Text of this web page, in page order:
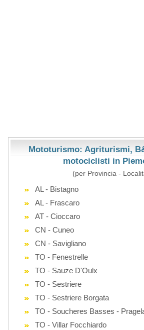
Mototurismo: Agriturismi,
motociclisti in
(per Provincia -
AL - Bistagno
AL - Frascaro
AT - Cioccaro
CN - Cuneo
CN - Savigliano
TO - Fenestrelle
TO - Sauze D'Oulx
TO - Sestriere
TO - Sestriere Borgata
TO - Soucheres Basses -
TO - Villar Focchiardo